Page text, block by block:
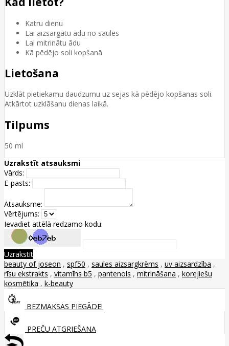
Katru dienu
Lai aizsargātu ādu no saules
Lai mitrinātu ādu
Kā pēdējo soli kopšanā
Lietošana
Uzklāt pietiekamu daudzumu uz sejas kā pēdējo kopšanas soli.
Atkārtot uzklāšanu dienas laikā.
Tilpums
50 ml
Uzrakstīt atsauksmi
Vārds:
E-pasts:
Atsauksme:
Vērtējums:
Ievadiet attēlā redzamo kodu:
Uzrakstīt
beauty of joseon , spf50 , saules aizsargkrēms , uv aizsardzība ,
rīsu ekstrakts , vitamīns b5 , pantenols , mitrināšana , korejiešu
kosmētika , k-beauty
BEZMAKSAS PIEGĀDE!
PREČU ATGRIEŠANA